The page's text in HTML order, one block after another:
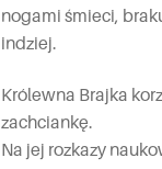
nogami śmieci,
indziej.
Królewna Brajka
zachciankę.
Na jej rozkazy